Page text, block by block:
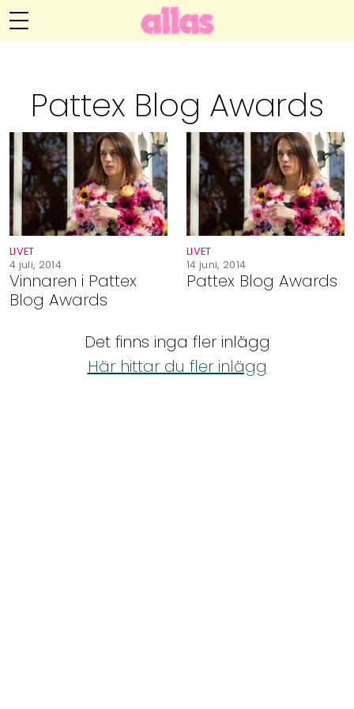
Hälsa
Relationer
Handarbete
Video
Bloggar
Anna María Larssons blogg
Hem
Om Anna María
Kategorier
Arkiv
Kontakt
Pattex Blog Awards
Vinnaren i Pattex
Blog Awards
LIVET
4 juli, 2014
Pattex Blog Awards
LIVET
14 juni, 2014
Det finns inga fler inlägg
Här hittar du fler inlägg